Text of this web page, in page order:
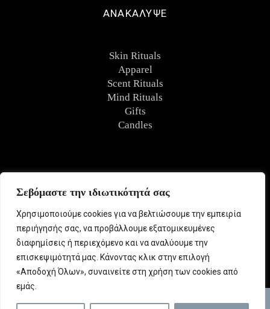
Σεβόμαστε την ιδιωτικότητά σας
Χρησιμοποιούμε cookies για να βελτιώσουμε την εμπειρία
περιήγησής σας, να προβάλλουμε εξατομικευμένες
διαφημίσεις ή περιεχόμενο και να αναλύουμε την
επισκεψιμότητά μας. Κάνοντας κλικ στην επιλογή
«Αποδοχή Όλων», συναινείτε στη χρήση των cookies από
εμάς.
ΑΝΑΚΑΛΥΨΕ
Skin Rituals
Apparel
Scent Rituals
Mind Rituals
Gifts
Candles